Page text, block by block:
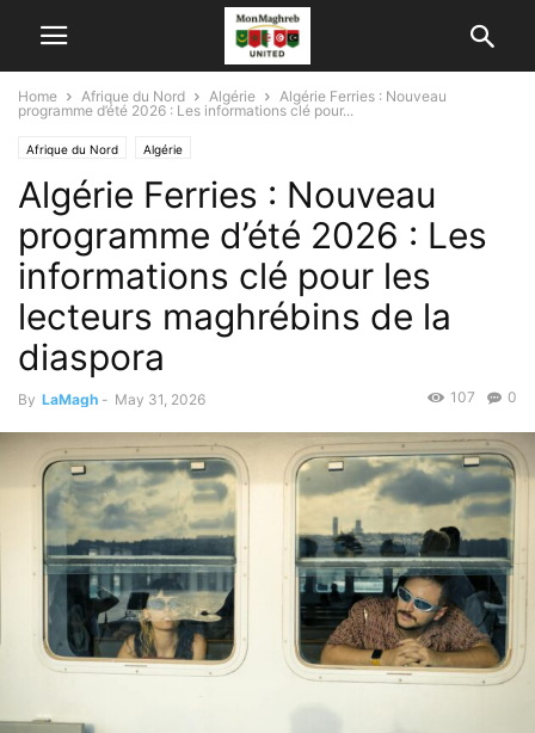
Home Afrique du Nord Algérie
Algérie Ferries : Nouveau
programme d’été 2026 : Les informations clé pour...
Afrique du Nord Algérie
Algérie Ferries : Nouveau
programme d’été 2026 : Les
informations clé pour les
lecteurs maghrébins de la
diaspora
By LaMagh - May 31, 2026 0
107